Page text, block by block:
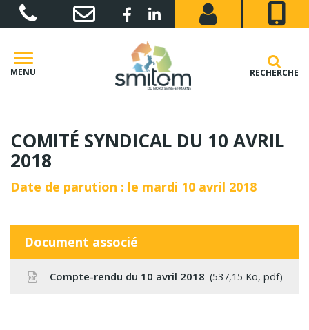
Gestion des traceurs
Lien vers le compte Facebook
Lien vers le compte Linkedin
MENU RECHERCHE
COMITÉ SYNDICAL DU 10 AVRIL
2018
Date de parution : le mardi 10 avril 2018
Document associé
Compte-rendu du 10 avril 2018 537,15 Ko, pdf